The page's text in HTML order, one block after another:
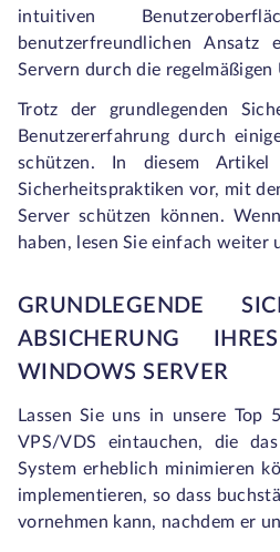
intuitiven
benutzerfreundlichen
Servern durch die
Trotz der grundlegenden
Benutzererfahrung durch
schützen. In diesem
Sicherheitspraktiken vor, mit
Server schützen können.
haben, lesen Sie einfach weiter
GRUNDLEGENDE
ABSICHERUNG
WINDOWS SERVER
Lassen Sie uns in unsere Top
VPS/VDS eintauchen, die
System erheblich minimieren
implementieren, so dass
vornehmen kann, nachdem er